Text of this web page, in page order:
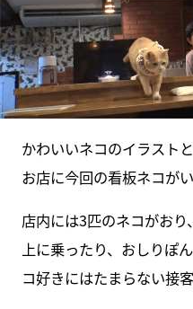
かわいいネコのイラスト
お店に今回の看板ネコがい
店内には3匹のネコがお
上に乗ったり、おしりぽ
コ好きにはたまらない接